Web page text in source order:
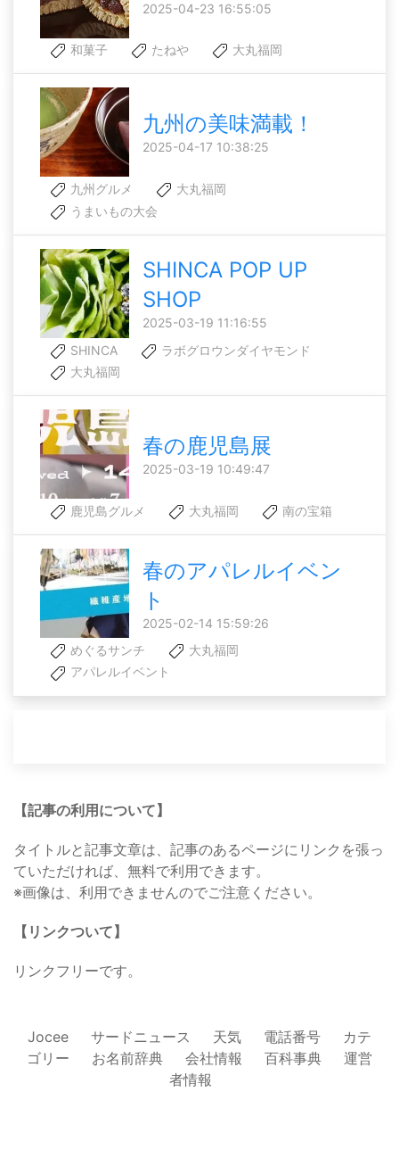
2025-04-23 16:55:05
和菓子 たねや 大丸福岡
九州の美味満載！
2025-04-17 10:38:25
九州グルメ
大丸福岡
うまいもの大会
SHINCA POP UP
SHOP
2025-03-19 11:16:55
SHINCA
ラボグロウンダイヤモンド
大丸福岡
春の鹿児島展
2025-03-19 10:49:47
鹿児島グルメ 大丸福岡 南の宝箱
春のアパレルイベン
ト
2025-02-14 15:59:26
めぐるサンチ
大丸福岡
アパレルイベント
【記事の利用について】
タイトルと記事文章は、記事のあるページにリンクを張っ
ていただければ、無料で利用できます。
※画像は、利用できませんのでご注意ください。
【リンクついて】
リンクフリーです。
Jocee サードニュース 天気 電話番号
カテ
ゴリー
お名前辞典 会社情報 百科事典
運営
者情報